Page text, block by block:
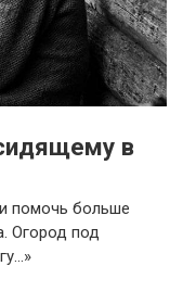
в
помочь больше
Огород под